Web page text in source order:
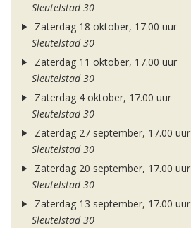
Sleutelstad 30
Zaterdag 18 oktober, 17.00 uur
Sleutelstad 30
Zaterdag 11 oktober, 17.00 uur
Sleutelstad 30
Zaterdag 4 oktober, 17.00 uur
Sleutelstad 30
Zaterdag 27 september, 17.00 uur
Sleutelstad 30
Zaterdag 20 september, 17.00 uur
Sleutelstad 30
Zaterdag 13 september, 17.00 uur
Sleutelstad 30